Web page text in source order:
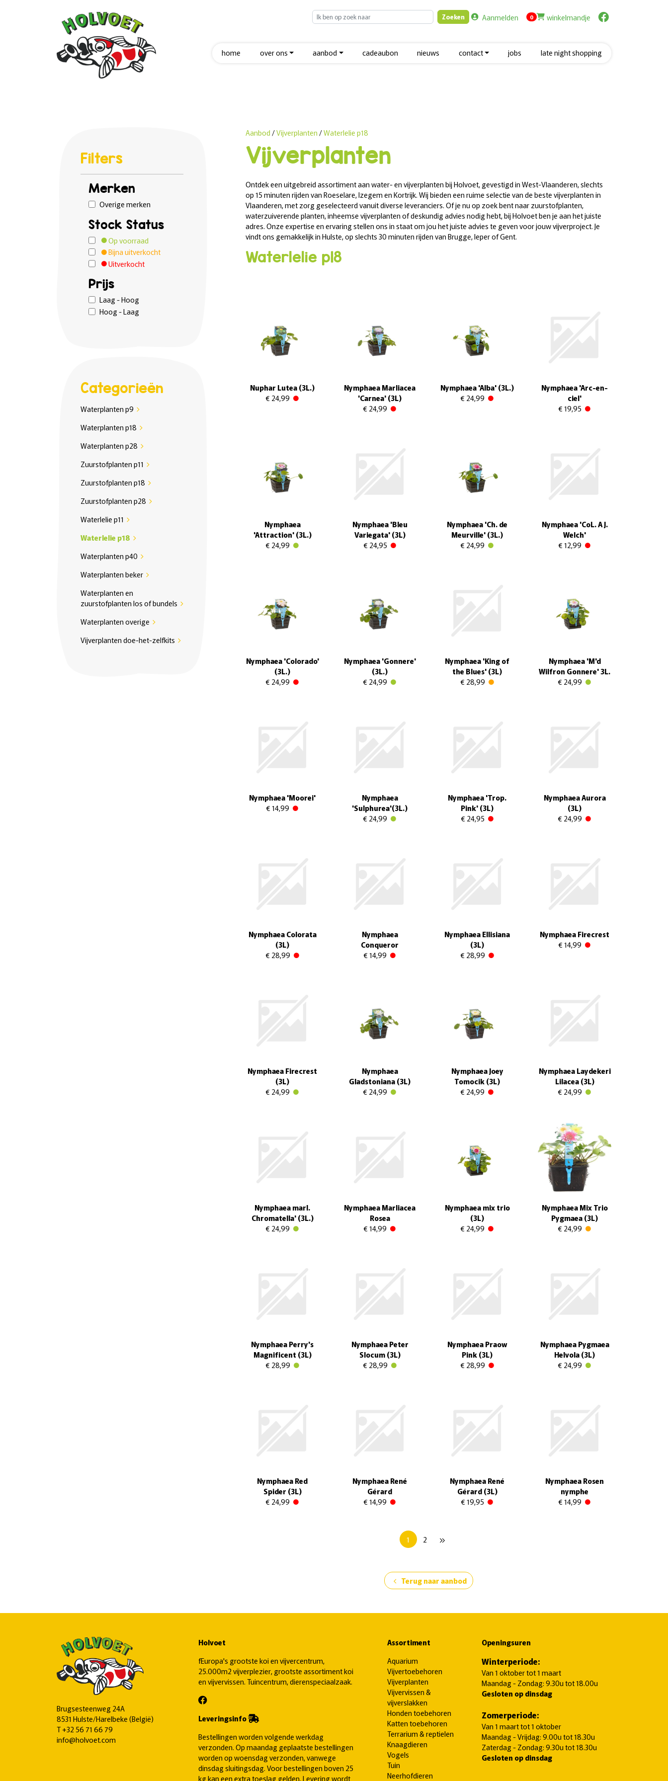
Zoeken Aanmelden 0items in cart
winkelmandje
home over ons aanbod cadeaubon nieuws contact jobs late night shopping
Filters
Merken
Overige merken
Stock Status
Op voorraad
Bijna uitverkocht
Uitverkocht
Prijs
Laag - Hoog
Hoog - Laag
Categorieën
Waterplanten p9 chevron_right
Waterplanten p18 chevron_right
Waterplanten p28 chevron_right
Zuurstofplanten p11 chevron_right
Zuurstofplanten p18 chevron_right
Zuurstofplanten p28 chevron_right
Waterlelie p11 chevron_right
Waterlelie p18 chevron_right
Waterplanten p40 chevron_right
Waterplanten beker chevron_right
Waterplanten en
zuurstofplanten los of bundels chevron_right
Waterplanten overige chevron_right
Vijverplanten doe-het-zelfkits chevron_right
Vijverplanten
Aanbod /Vijverplanten /Waterlelie p18
Ontdek een uitgebreid assortiment aan water- en vijverplanten bij Holvoet, gevestigd in West-Vlaanderen, slechts
op 15 minuten rijden van Roeselare, Izegem en Kortrijk. Wij bieden een ruime selectie van de beste vijverplanten in
Vlaanderen, met zorg geselecteerd vanuit diverse leveranciers. Of je nu op zoek bent naar zuurstofplanten,
waterzuiverende planten, inheemse vijverplanten of deskundig advies nodig hebt, bij Holvoet ben je aan het juiste
adres. Onze expertise en ervaring stellen ons in staat om jou het juiste advies te geven voor jouw vijverproject. Je
vindt ons gemakkelijk in Hulste, op slechts 30 minuten rijden van Brugge, Ieper of Gent.
Waterlelie p18
Nuphar Lutea (3L.)
€ 24,99
Nymphaea Marliacea
'Carnea' (3L)
€ 24,99
Nymphaea 'Alba' (3L.)
€ 24,99
Nymphaea 'Arc-en-
ciel'
€ 19,95
Nymphaea
'Attraction' (3L.)
€ 24,99
Nymphaea 'Bleu
Variegata' (3L)
€ 24,95
Nymphaea 'Ch. de
Meurville' (3L.)
€ 24,99
Nymphaea 'CoL. A J.
Welch'
€ 12,99
Nymphaea 'Colorado'
(3L.)
€ 24,99
Nymphaea 'Gonnere'
(3L.)
€ 24,99
Nymphaea 'King of
the Blues' (3L)
€ 28,99
Nymphaea 'M'd
Wilfron Gonnere' 3L.
€ 24,99
Nymphaea 'Moorei'
€ 14,99
Nymphaea
'Sulphurea'(3L.)
€ 24,99
Nymphaea 'Trop.
Pink' (3L)
€ 24,95
Nymphaea Aurora
(3L)
€ 24,99
Nymphaea Colorata
(3L)
€ 28,99
Nymphaea
Conqueror
€ 14,99
Nymphaea Ellisiana
(3L)
€ 28,99
Nymphaea Firecrest
€ 14,99
Nymphaea Firecrest
(3L)
€ 24,99
Nymphaea
Gladstoniana (3L)
€ 24,99
Nymphaea Joey
Tomocik (3L)
€ 24,99
Nymphaea Laydekeri
Lilacea (3L)
€ 24,99
Nymphaea marl.
Chromatella' (3L.)
€ 24,99
Nymphaea Marliacea
Rosea
€ 14,99
Nymphaea mix trio
(3L)
€ 24,99
Nymphaea Mix Trio
Pygmaea (3L)
€ 24,99
Nymphaea Perry's
Magnificent (3L)
€ 28,99
Nymphaea Peter
Slocum (3L)
€ 28,99
Nymphaea Praow
Pink (3L)
€ 28,99
Nymphaea Pygmaea
Helvola (3L)
€ 24,99
Nymphaea Red
Spider (3L)
€ 24,99
Nymphaea René
Gérard
€ 14,99
Nymphaea René
Gérard (3L)
€ 19,95
Nymphaea Rosen
nymphe
€ 14,99
1 2 keyboard_double_arrow_right
chevron_left Terug naar aanbod
Brugsesteenweg 24A
8531 Hulste/Harelbeke (België)
T+32 56 71 66 79
info@holvoet.com
Holvoet
fEuropa's grootste koi en vijvercentrum,
25.000m2 vijverplezier, grootste assortiment koi
en vijvervissen. Tuincentrum, dierenspeciaalzaak.
Leveringsinfo
Bestellingen worden volgende werkdag
verzonden. Op maandag geplaatste bestellingen
worden op woensdag verzonden, vanwege
dinsdag sluitingsdag. Voor bestellingen boven 25
kg kan een extra toeslag gelden. Levering wordt
Assortiment
Aquarium
Vijvertoebehoren
Vijverplanten
Vijvervissen &
vijverslakken
Honden toebehoren
Katten toebehoren
Terrarium & reptielen
Knaagdieren
Vogels
Tuin
Neerhofdieren
Openingsuren
Winterperiode:
Van 1 oktober tot 1 maart
Maandag - Zondag: 9.30u tot 18.00u
Gesloten op dinsdag
Zomerperiode:
Van 1 maart tot 1 oktober
Maandag - Vrijdag: 9.00u tot 18.30u
Zaterdag - Zondag: 9.30u tot 18.30u
Gesloten op dinsdag